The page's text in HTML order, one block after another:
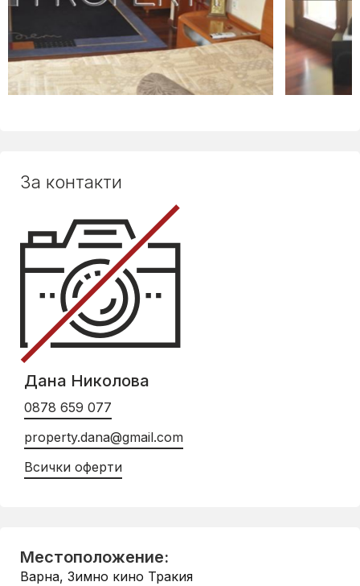
За контакти
Дана Николова
0878 659 077
property.dana@gmail.com
Всички оферти
Местоположение:
Варна, Зимно кино Тракия